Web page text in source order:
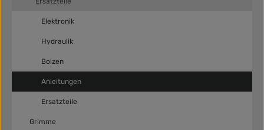
Elektronik
Hydraulik
Bolzen
Anleitungen
Ersatzteile
Grimme